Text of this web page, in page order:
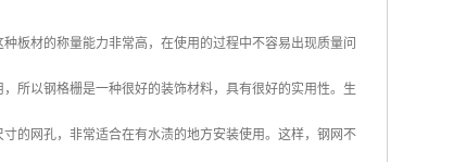
板材的称量能力非常高，在使用的过程中不容易出现质量问
所以钢格栅是一种很好的装饰材料，具有很好的实用性。生
的网孔，非常适合在有水渍的地方安装使用。这样，钢网不